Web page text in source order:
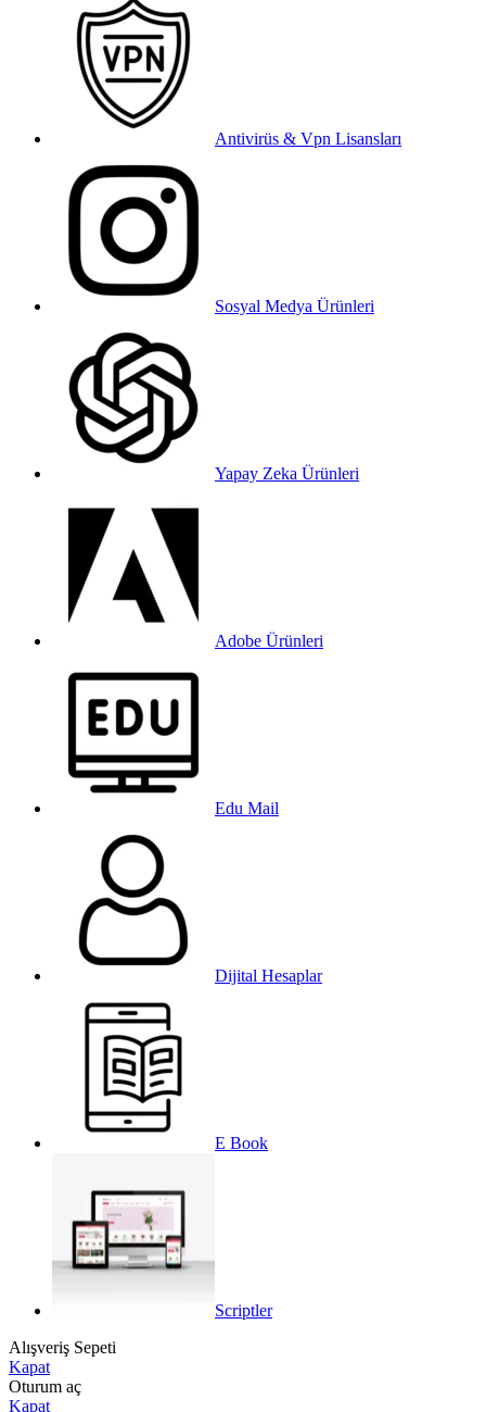
Antivirüs & Vpn Lisansları
Sosyal Medya Ürünleri
Yapay Zeka Ürünleri
Adobe Ürünleri
Edu Mail
Dijital Hesaplar
E Book
Scriptler
Alışveriş Sepeti
Kapat
Oturum aç
Kapat